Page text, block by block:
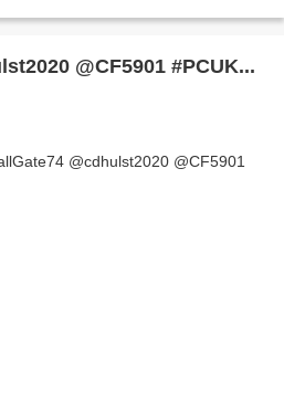
@CF5901 #PCUK...